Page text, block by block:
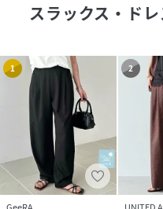
スラックス・ド
1 2